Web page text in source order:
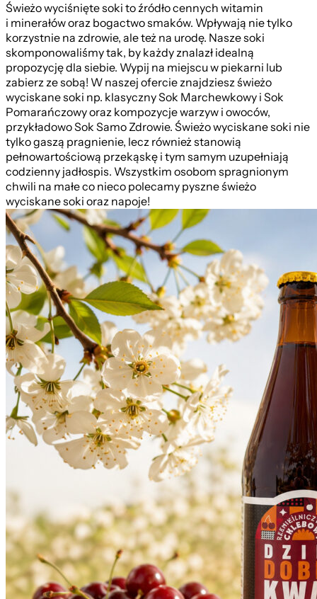
Świeżo wyciśnięte soki to źródło cennych witamin
i minerałów oraz bogactwo smaków. Wpływają nie tylko
korzystnie na zdrowie, ale też na urodę. Nasze soki
skomponowaliśmy tak, by każdy znalazł idealną
propozycję dla siebie. Wypij na miejscu w piekarni lub
zabierz ze sobą! W naszej ofercie znajdziesz świeżo
wyciskane soki np. klasyczny Sok Marchewkowy i Sok
Pomarańczowy oraz kompozycje warzyw i owoców,
przykładowo Sok Samo Zdrowie. Świeżo wyciskane soki nie
tylko gaszą pragnienie, lecz również stanowią
pełnowartościową przekąskę i tym samym uzupełniają
codzienny jadłospis. Wszystkim osobom spragnionym
chwili na małe co nieco polecamy pyszne świeżo
wyciskane soki oraz napoje!